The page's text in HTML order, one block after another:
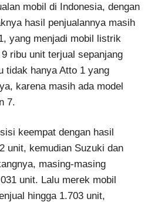
mobil di Indonesia, dengan
hasil penjualannya masih
yang menjadi mobil listrik
ribu unit terjual sepanjang
tidak hanya Atto 1 yang
karena masih ada model
7.
keempat dengan hasil
unit, kemudian Suzuki dan
masing-masing
unit. Lalu merek mobil
hingga 1.703 unit,